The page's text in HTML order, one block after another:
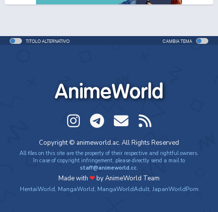
One Piece: Le avventure del detective Cappello di
Special - 2005 - 42 min/ep
One Piece Movie 07: Karakuri-jou no Mecha Kyohei
Movie - 2006 - 1h e 34 min/ep
One Piece Movie 07: Karakuri-jou no Mecha Kyohei
(ITA)
TITOLO ALTERNATIVO CAMBIA TEMA
AnimeWorld
Copyright © animeworld.ac. All Rights Reserved
All files on this site are the property of their respective and rightful owners.
In case of copyright infringement, please directly send a mail to
staff@animeworld.cc.
Made with ❤by AnimeWorld Team
HentaiWorld, MangaWorld, MangaWorldAdult, JapanWorldPorn